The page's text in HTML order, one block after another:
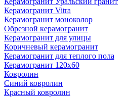
Керамогранит Vitra
Керамогранит моноколор
Обрезной керамогранит
Керамогранит для улицы
Коричневый керамогранит
Керамогранит для теплого пола
Керамогранит 120х60
Ковролин
Синий ковролин
Красный ковролин